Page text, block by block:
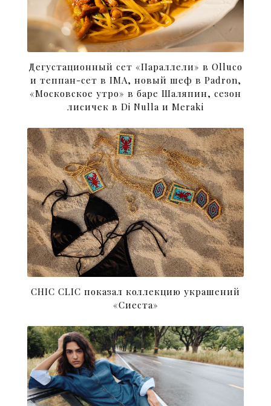
Дегустационный сет «Параллели» в Olluco
и теппан-сет в IMA, новый шеф в Padron,
«Московское утро» в баре Шаляпин, сезон
лисичек в Di Nulla и Meraki
CHIC CLIC показал коллекцию украшений
«Сиеста»